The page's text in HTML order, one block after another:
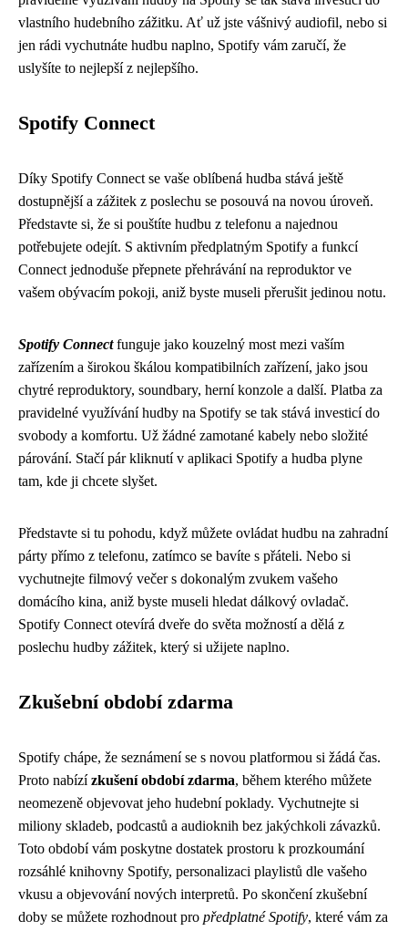
vlastního hudebního zážitku. Ať už jste vášnivý audiofil, nebo si
jen rádi vychutnáte hudbu naplno, Spotify vám zaručí, že
uslyšíte to nejlepší z nejlepšího.
Spotify Connect
Díky Spotify Connect se vaše oblíbená hudba stává ještě
dostupnější a zážitek z poslechu se posouvá na novou úroveň.
Představte si, že si pouštíte hudbu z telefonu a najednou
potřebujete odejít. S aktivním předplatným Spotify a funkcí
Connect jednoduše přepnete přehrávání na reproduktor ve
vašem obývacím pokoji, aniž byste museli přerušit jedinou notu.
Spotify Connectfunguje jako kouzelný most mezi vaším
zařízením a širokou škálou kompatibilních zařízení, jako jsou
chytré reproduktory, soundbary, herní konzole a další. Platba za
pravidelné využívání hudby na Spotify se tak stává investicí do
svobody a komfortu. Už žádné zamotané kabely nebo složité
párování. Stačí pár kliknutí v aplikaci Spotify a hudba plyne
tam, kde ji chcete slyšet.
Představte si tu pohodu, když můžete ovládat hudbu na zahradní
párty přímo z telefonu, zatímco se bavíte s přáteli. Nebo si
vychutnejte filmový večer s dokonalým zvukem vašeho
domácího kina, aniž byste museli hledat dálkový ovladač.
Spotify Connect otevírá dveře do světa možností a dělá z
poslechu hudby zážitek, který si užijete naplno.
Zkušební období zdarma
Spotify chápe, že seznámení se s novou platformou si žádá čas.
Proto nabízízkušení období zdarma, během kterého můžete
neomezeně objevovat jeho hudební poklady. Vychutnejte si
miliony skladeb, podcastů a audioknih bez jakýchkoli závazků.
Toto období vám poskytne dostatek prostoru k prozkoumání
rozsáhlé knihovny Spotify, personalizaci playlistů dle vašeho
vkusu a objevování nových interpretů. Po skončení zkušební
doby se můžete rozhodnout pro předplatné Spotify, které vám za